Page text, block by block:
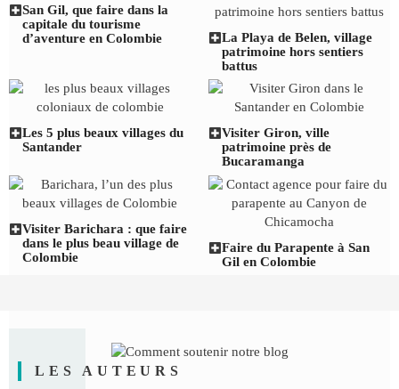
San Gil, que faire dans la
capitale du tourisme
d’aventure en Colombie
La Playa de Belen, village
patrimoine hors sentiers
battus
Les 5 plus beaux villages du
Santander
Visiter Giron, ville
patrimoine près de
Bucaramanga
Visiter Barichara : que faire
dans le plus beau village de
Colombie
Faire du Parapente à San
Gil en Colombie
LES AUTEURS